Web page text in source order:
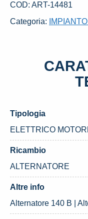
COD: ART-14481
Categoria:
Tipologia
ELETTRICO
Ricambio
ALTERNATORE
Altre info
Alternatore 140 B |